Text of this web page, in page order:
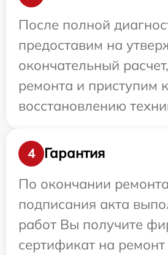
После полной
предоставим на
окончательный
ремонта и приступим к
восстановлению
4
Гарантия
По окончании
подписания акта
работ Вы получите
сертификат на ремонт